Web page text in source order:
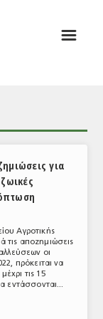
☰
για
Αγροτικής
αποζημιώσεις
οι
πρόκειται να
τις 15
εντάσσονται...